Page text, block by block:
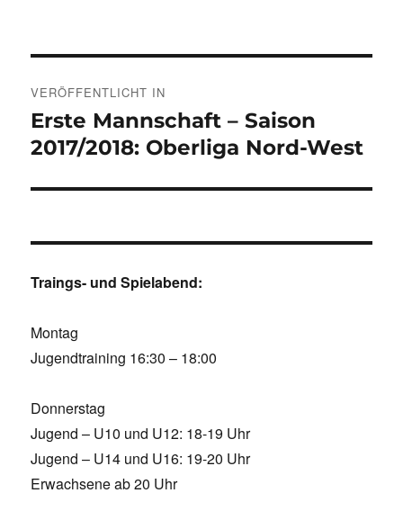
VERÖFFENTLICHT IN
Erste Mannschaft – Saison
2017/2018: Oberliga Nord-West
Traings- und Spielabend:
Montag
Jugendtraining 16:30 – 18:00
Donnerstag
Jugend – U10 und U12: 18-19 Uhr
Jugend – U14 und U16: 19-20 Uhr
Erwachsene ab 20 Uhr